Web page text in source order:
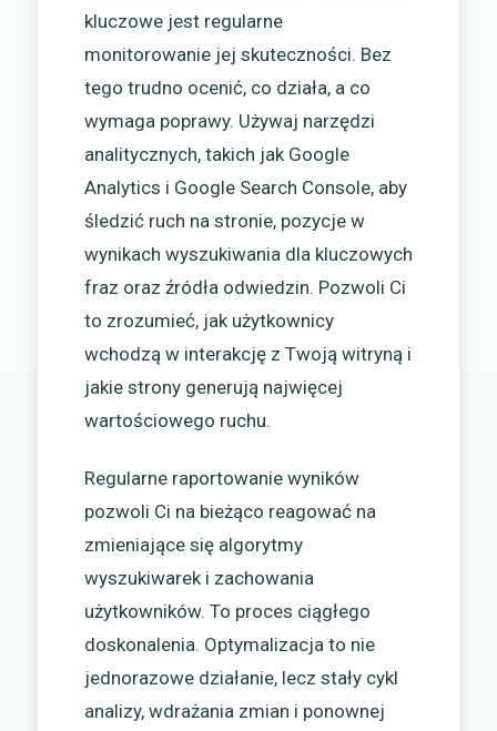
kluczowe jest regularne
monitorowanie jej skuteczności. Bez
tego trudno ocenić, co działa, a co
wymaga poprawy. Używaj narzędzi
analitycznych, takich jak Google
Analytics i Google Search Console, aby
śledzić ruch na stronie, pozycje w
wynikach wyszukiwania dla kluczowych
fraz oraz źródła odwiedzin. Pozwoli Ci
to zrozumieć, jak użytkownicy
wchodzą w interakcję z Twoją witryną i
jakie strony generują najwięcej
wartościowego ruchu.
Regularne raportowanie wyników
pozwoli Ci na bieżąco reagować na
zmieniające się algorytmy
wyszukiwarek i zachowania
użytkowników. To proces ciągłego
doskonalenia. Optymalizacja to nie
jednorazowe działanie, lecz stały cykl
analizy, wdrażania zmian i ponownej